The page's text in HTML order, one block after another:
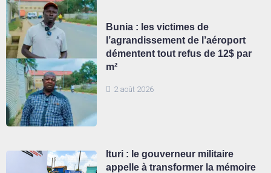
2 août 2026
Bunia : les victimes de
l’agrandissement de l’aéroport
démentent tout refus de 12$ par
m²
Ituri : le gouverneur militaire
appelle à transformer la mémoire